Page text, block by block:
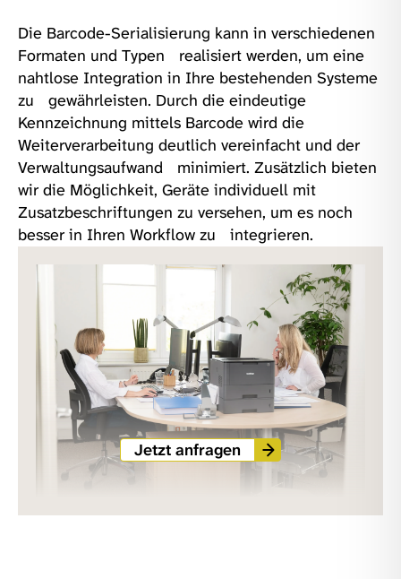
Die Barcode-Serialisierung kann in verschiedenen
Formaten und Typen realisiert werden, um eine
nahtlose Integration in Ihre bestehenden Systeme
zu gewährleisten. Durch die eindeutige
Kennzeichnung mittels Barcode wird die
Weiterverarbeitung deutlich vereinfacht und der
Verwaltungsaufwand minimiert. Zusätzlich bieten
wir die Möglichkeit, Geräte individuell mit
Zusatzbeschriftungen zu versehen, um es noch
besser in Ihren Workflow zu integrieren.
Jetzt anfragen